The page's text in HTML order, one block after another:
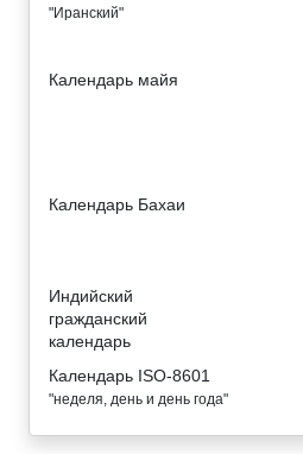
"Иранский"
Календарь майя
Календарь Бахаи
Индийский
гражданский
календарь
Календарь ISO-8601
"неделя, день и день года"